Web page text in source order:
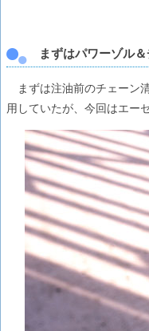
まずはパワーゾル
まずは注油前のチェーン
用していたが、今回はエー